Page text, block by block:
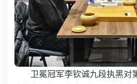
卫冕冠军李钦诚九段执黑对